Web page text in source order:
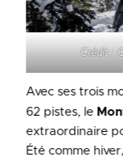
Crédit :
Avec ses trois
62 pistes, le
extraordinaire
Été comme